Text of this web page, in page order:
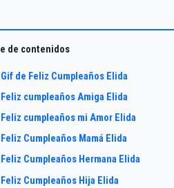
de contenidos
Gif de Feliz Cumpleaños Elida
Feliz cumpleaños Amiga Elida
Feliz cumpleaños mi Amor Elida
Feliz Cumpleaños Mamá Elida
Feliz Cumpleaños Hermana Elida
Feliz Cumpleaños Hija Elida